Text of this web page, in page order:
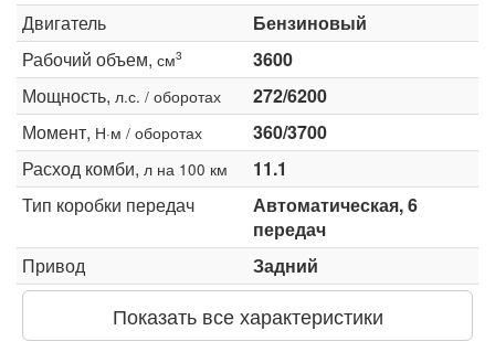
Двигатель
Бензиновый
Рабочий объем, см3
3600
Мощность, л.с. / оборотах
272/6200
Момент, Н·м / оборотах
360/3700
Расход комби, л на 100 км
11.1
Тип коробки передач
Автоматическая, 6
передач
Привод
Задний
Показать все характеристики